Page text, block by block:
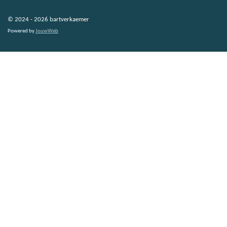
© 2024 - 2026 bartverkaemer
Powered byJouwWeb